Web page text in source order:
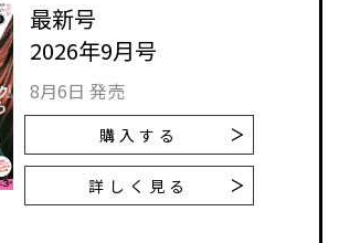
最新号
2026年9月号
8月6日 発売
購入する
詳しく見る